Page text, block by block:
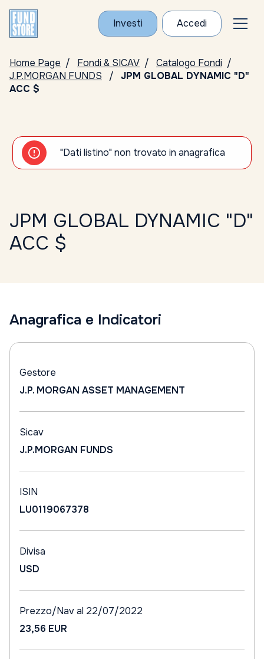
Investi Accedi
Home Page Fondi & SICAV
Catalogo Fondi
J.P.MORGAN FUNDS
JPM GLOBAL DYNAMIC "D"
ACC $
"Dati listino" non trovato in anagrafica
JPM GLOBAL DYNAMIC "D"
ACC $
Anagrafica e Indicatori
Gestore
J.P. MORGAN ASSET MANAGEMENT
Sicav
J.P.MORGAN FUNDS
ISIN
LU0119067378
Divisa
USD
Prezzo/Nav al 22/07/2022
23,56 EUR